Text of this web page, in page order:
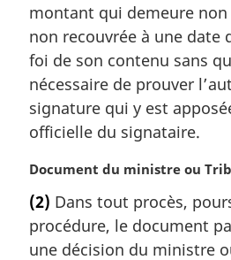
g
i
n
a
e
:
montant qui demeure
non recouvrée à une date
foi de son contenu sans
nécessaire de prouver
signature qui y est
officielle du signataire.
N
t
e
m
Document du ministre ou
(2) Dans tout procès,
procédure, le document
une décision du ministre